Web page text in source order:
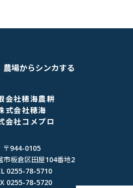
農場からシンカする
会社穂海農耕
式会社穂海
会社コメプロ
〒944-0105
市板倉区田屋104番地2
0255-78-5710
0255-78-5720